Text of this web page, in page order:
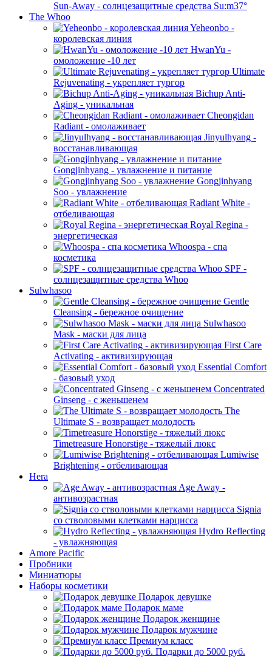
Sun-Away - солнцезащитные средства Su:m37°
The Whoo
Yeheonbo -
королевская линия
HwanYu -
омоложение -10 лет
Ultimate
Rejuvenating - укрепляет тургор
Bichup Anti-
Aging - уникальная
Cheongidan
Radiant - омолаживает
Jinyulhyang -
восстанавливающая
Gongjinhyang - увлажнение и питание
Gongjinhyang
Soo - увлажнение
Radiant White -
отбеливающая
Royal Regina -
энергетическая
Whoospa - спа
косметика
SPF -
солнцезащитные средства Whoo
Sulwhasoo
Gentle
Cleansing - бережное очищение
Sulwhasoo
Mask - маски для лица
First Care
Activating - активизирующая
Essential Comfort
- базовый уход
Concentrated
Ginseng - с женьшенем
The
Ultimate S - возвращает молодость
Timetreasure Honorstige - тяжелый люкс
Lumiwise
Brightening - отбеливающая
Hera
Age Away -
антивозрастная
Signia
со стволовыми клетками нарцисса
Hydro Reflecting
- увлажняющая
Amore Pacific
Пробники
Миниатюры
Наборы косметики
Подарок девушке
Подарок маме
Подарок женщине
Подарок мужчине
Премиум класс
Подарки до 5000 руб.